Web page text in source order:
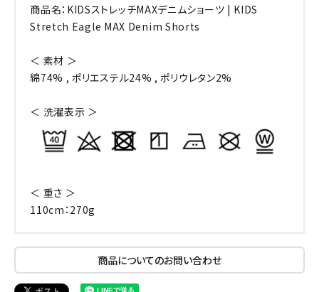
商品名：KIDSストレッチMAXデニムショーツ | KIDS
Stretch Eagle MAX Denim Shorts
＜ 素材 ＞
綿74% , ポリエステル24% , ポリウレタン2%
＜ 洗濯表示 ＞
＜ 重さ ＞
110cm：270g
商品についてのお問い合わせ